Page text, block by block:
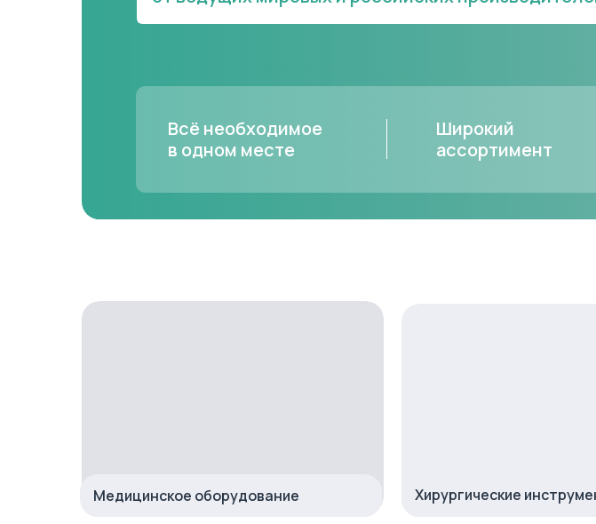
Всё необходимое
в одном месте
Широкий
ассортимент
Медицинское оборудование Хирургические